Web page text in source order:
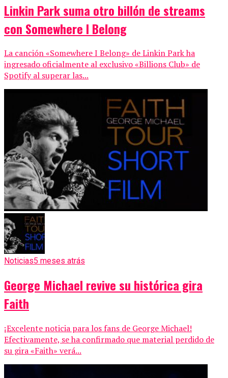
Linkin Park suma otro billón de streams
con Somewhere I Belong
La canción «Somewhere I Belong» de Linkin Park ha
ingresado oficialmente al exclusivo «Billions Club» de
Spotify al superar las...
Noticias5 meses atrás
George Michael revive su histórica gira
Faith
¡Excelente noticia para los fans de George Michael!
Efectivamente, se ha confirmado que material perdido de
su gira «Faith» verá...